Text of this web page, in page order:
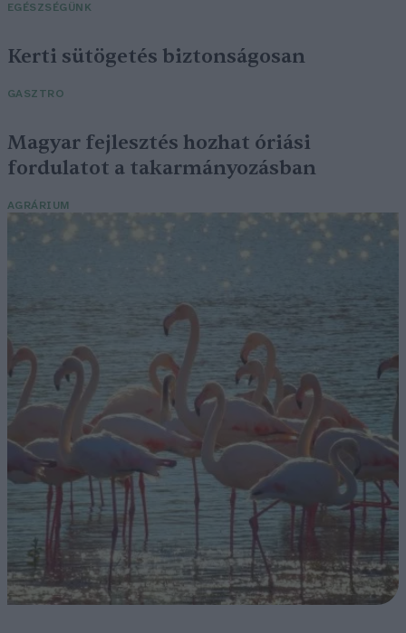
EGÉSZSÉGÜNK
Kerti sütögetés biztonságosan
GASZTRO
Magyar fejlesztés hozhat óriási
fordulatot a takarmányozásban
AGRÁRIUM